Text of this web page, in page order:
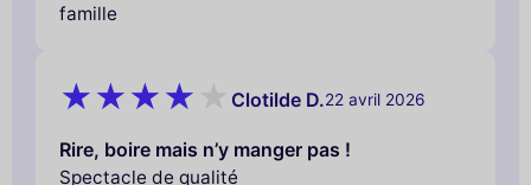
famille
Clotilde D.22 avril 2026
Rire, boire mais n’y manger pas !
Spectacle de qualité